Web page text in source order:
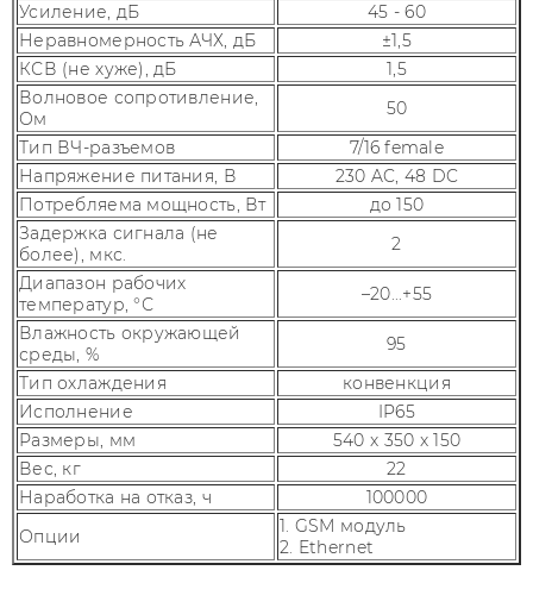
Усиление, дБ
45 - 60
Неравномерность АЧХ, дБ
±1,5
КСВ (не хуже), дБ
1,5
Волновое сопротивление,
Ом
50
Тип ВЧ-разъемов
7/16 female
Напряжение питания, В
230 AC, 48 DC
Потребляема мощность, Вт
до 150
Задержка сигнала (не
более), мкс.
2
Диапазон рабочих
температур, °С
–20...+55
Влажность окружающей
среды, %
95
Тип охлаждения
конвенкция
Исполнение
IP65
Размеры, мм
540 x 350 x 150
Вес, кг
22
Наработка на отказ, ч
100000
Опции
1. GSM модуль
2. Ethernet